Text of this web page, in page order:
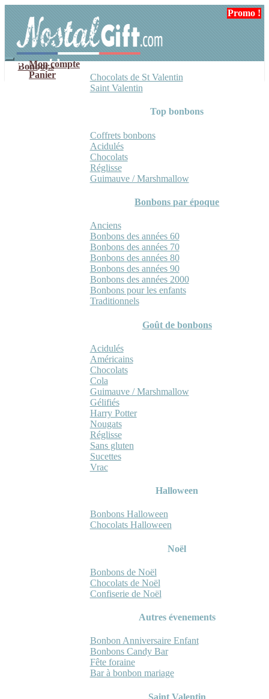
navigation
contenu
Mon compte
Panier
Bonbons
Chocolats de St Valentin
Saint Valentin
Top bonbons
Coffrets bonbons
Acidulés
Chocolats
Réglisse
Guimauve / Marshmallow
Bonbons par époque
Anciens
Bonbons des années 60
Bonbons des années 70
Bonbons des années 80
Bonbons des années 90
Bonbons des années 2000
Bonbons pour les enfants
Traditionnels
Goût de bonbons
Acidulés
Américains
Chocolats
Cola
Guimauve / Marshmallow
Gélifiés
Harry Potter
Nougats
Réglisse
Sans gluten
Sucettes
Vrac
Halloween
Bonbons Halloween
Chocolats Halloween
Noël
Bonbons de Noël
Chocolats de Noël
Confiserie de Noël
Autres évenements
Bonbon Anniversaire Enfant
Bonbons Candy Bar
Fête foraine
Bar à bonbon mariage
Saint Valentin
Promo !
Promo !